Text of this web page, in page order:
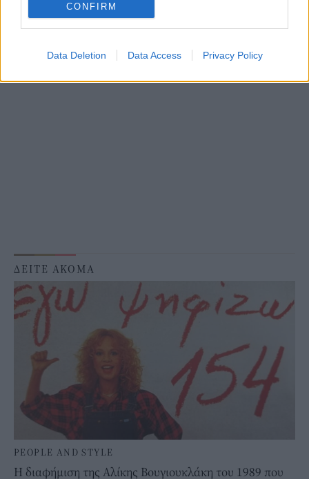
CONFIRM
Data Deletion Data Access Privacy Policy
ΔΕΙΤΕ ΑΚΟΜΑ
PEOPLE AND STYLE
Η διαφήμιση της Αλίκης Βουγιουκλάκη του 1989 που